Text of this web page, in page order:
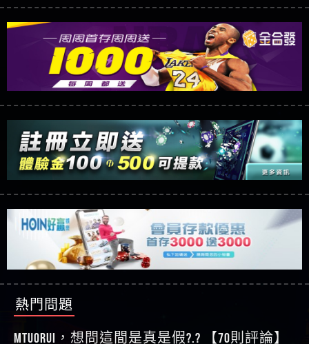
錢怎麼辦 本文教你如何拿回被騙資金
KnTop是詐騙嗎 【KnTop】KnTop無法出金 被KnTop詐騙
的錢一招拿回
【免費討回資金賴zg369】機台運算專案是詐騙嗎
機台運算專案是不是詐騙 機台運算專案是真的嗎
被機台運算專案詐騙的錢怎麼辦 本文教你如何拿
回被騙資金
【其他問題】 Hoyabit詐騙持續收割國人中【免費
討回資金賴zg369】Hoyabit是詐騙嗎 Hoyabit是不是詐
騙 Hoyabit是真的嗎 被HoyabitHoyabit詐騙的錢怎麼辦
本文教你如何拿回被騙資金
【其他問題】KS.M多元化行銷詐騙持續收割國人
中【免費討回資金賴zg369】KS.M多元化行銷是詐
騙嗎 KS.M多元化行銷是不是詐騙 KS.M多元化行銷是
真的嗎 被KS.M多元化行銷詐騙的錢怎麼辦 本文教
你如何拿回被騙資金
【其他問題】免費追回賴「zg369」深度解析野原
家 Family & Love如何詐騙 野原家 Family & Love是不是詐
騙 野原家 Family & Love是真的嗎 野原家 Family & Love是
詐騙嗎 165多次通報野原家 Family & Love是詐騙平台
【其他問題】元盈橋詐騙持續收割國人中【免費
討回資金賴zg369】元盈橋是詐騙嗎 元盈橋是不是
詐騙 元盈橋是真的嗎 被元盈橋詐騙的錢怎麼辦
【其他問題】被騙追回賴【zg369】M.L.Edge利用新
型詐騙手法欺詐群眾 M.L.Edge是真的嗎 M.L.Edge是不
金 被M.L.Edge詐騙的錢一招拿回
【其他問題】 Robinhood詐騙持續收割國人中【免
不是詐騙 Robinhood是真的嗎 被Robinhood詐騙的錢怎
麼辦 本文教你如何拿回被騙資金
資金賴zg369】FLTO是詐騙嗎 FLTO是不是詐騙 FLTO是
真的嗎 被FLTO詐騙的錢怎麼辦 本文教你如何拿回
被騙資金
【其他問題】 遇詐騙求救賴【zg369】八旬老翁被
ALYWS詐騙家破人亡 ALYWS是真的嗎 ALYWS是不是詐騙
ALYWS是詐騙嗎 （ALYWS）無法出金 請小心群組暗椿
【其他問題】 一招教你揭秘新型詐騙手法 （受害
者免費援助賴zg369）當當詐騙 當當是不是詐騙 當
當是真的嗎 當當是詐騙嗎 六旬老婦深信當當高獲
利回報被騙的家破人亡
【其他問題】用理性數據指路，開啟你的高回報
娛樂之旅
【其他問題】【老玩家不藏私】2025 線上老虎機
這樣挑！RTP、波動率和平台安全的全攻略！
【推薦博弈】這款《ATG 武俠》老虎機真的猛！玩
過才知道什麼叫超過3萬種中獎方式！
【推薦博弈】BNG電子遊戲完整攻略！熱門老虎
機、集鴻運玩法、獨家試玩一次看！
【其他問題】【2025】ATG試玩必看！戰神賽特
51,000倍數玩法攻略，輕鬆稱霸老虎機！
【其他問題】「拆解力智投資詐騙套路緊急追討
賴zg369」力智投資是不是詐騙 力智投資是真的嗎
力智投資是詐騙嗎 南部老翁還在癡迷力智投資高
回報獲利 請不要在匯款
【其他問題】 【遇天盛商行詐騙追回資金賴
zg369】天盛商行詐騙 天盛商行是不是詐騙 天盛商
行是真的嗎 天盛商行是詐騙嗎 被天盛商行詐騙一
招教你拿回
【其他問題】 受害者援助賴【zg369】退休老翁被
大戶e點靈詐騙痛不欲生 大戶e點靈是真的嗎 大戶e
點靈是不是詐騙 大戶e點靈是詐騙嗎 大戶e點靈無
法出金 （大戶e點靈）教你如何規避詐騙陷阱
【其他問題】 弘記投資詐騙持續收割國人中【免
費討回資金賴zg369】弘記投資是詐騙嗎 弘記投資
是不是詐騙 弘記投資是真的嗎 被弘記投資詐騙的
【其他問題】 被騙追回賴【zg369】KnTop利用新型
詐騙手法欺詐群眾 KnTop是真的嗎 KnTop是不是詐騙
【其他問題】機台運算專案詐騙持續收割國人中
【Wei】讚
【沈樂慧】又是九州??爛死了黑網不要玩
【林伊依】爛死了拉贏錢直接鎖帳號可以去吃屎
【陳靜茹】推薦小畢，我也是小畢的會員～～
【黃家羭】推推
【AVA娛樂城】還會自己做假對話來毀謗欸哈哈哈
好厲
【陳順堪】黑網不出金
【黃伊珊】不推薦爛公司
【陳順堪】星匯娛樂城出金幾次後贏錢就不給出
金
【陳順堪】黑網出金幾次後贏了就不出金出
【玩運彩】
【asd】唬爛不出金黑網垃圾平台
【蘇俊曄】所以會出金嗎現在也是一樣的狀況
【侯依揚】廢物喔
【傑】推代理真的好相處
回答
【王亞廷】LINE:kK605638
【王亞廷】#免費手遊#錢龍皇ONLINE#http
【傑】真的
熱門問題
MTUORUi，想問這間是真是假?.? 【70則評論】